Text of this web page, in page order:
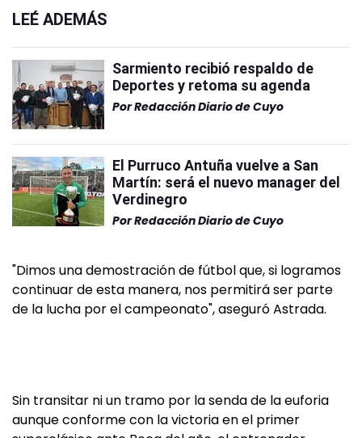
LEÉ ADEMÁS
Sarmiento recibió respaldo de
Deportes y retoma su agenda
PorRedacción Diario de Cuyo
El Purruco Antuña vuelve a San
Martín: será el nuevo manager del
Verdinegro
PorRedacción Diario de Cuyo
"Dimos una demostración de fútbol que, si logramos
continuar de esta manera, nos permitirá ser parte
de la lucha por el campeonato", aseguró Astrada.
Sin transitar ni un tramo por la senda de la euforia
aunque conforme con la victoria en el primer